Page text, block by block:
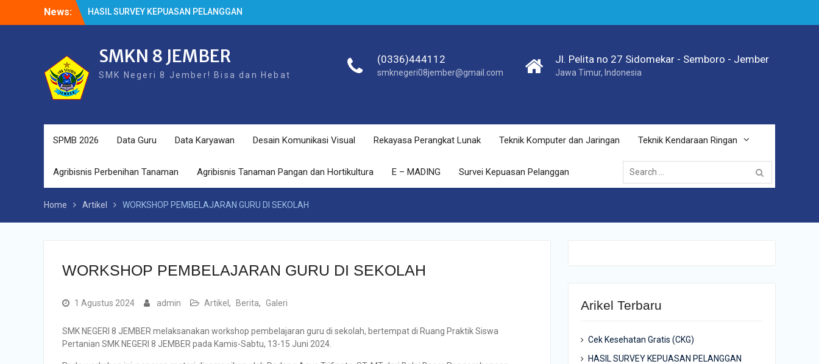
News:
HASIL SURVEY KEPUASAN PELANGGAN
HASIL SPMB PEMENUHAN KUOTA
SMKN 8 JEMBER
SMK Negeri 8 Jember! Bisa dan Hebat
(0336)444112
smknegeri08jember@gmail.com
Jl. Pelita no 27 Sidomekar - Semboro - Jember
Jawa Timur, Indonesia
SPMB 2026 Data Guru Data Karyawan Desain Komunikasi Visual Rekayasa Perangkat Lunak Teknik Komputer dan Jaringan Teknik Kendaraan Ringan
Agribisnis Perbenihan Tanaman Agribisnis Tanaman Pangan dan Hortikultura E – MADING Survei Kepuasan Pelanggan
Search
for:
Home Artikel WORKSHOP PEMBELAJARAN GURU DI SEKOLAH
WORKSHOP PEMBELAJARAN GURU DI SEKOLAH
1 Agustus 2024 admin Artikel , Berita, Galeri
SMK NEGERI 8 JEMBER melaksanakan workshop pembelajaran guru di sekolah, bertempat di Ruang Praktik Siswa
Pertanian SMK NEGERI 8 JEMBER pada Kamis-Sabtu, 13-15 Juni 2024.
Arikel Terbaru
Cek Kesehatan Gratis (CKG)
HASIL SURVEY KEPUASAN PELANGGAN